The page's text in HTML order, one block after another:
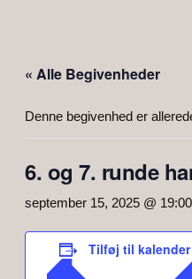
« Alle Begivenheder
Denne begivenhed er
6. og 7. runde
september 15, 2025 @ 19:00
Tilføj til kalender